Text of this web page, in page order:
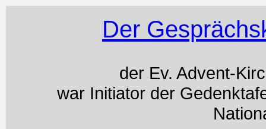
Der
der Ev. Advent-
war Initiator der